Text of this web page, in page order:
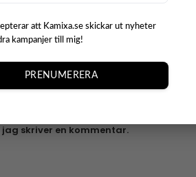
att Kamixa.se skickar ut nyheter
kampanjer till mig!
PRENUMERERA
postadress och webbplats i denna
skriver en kommentar.